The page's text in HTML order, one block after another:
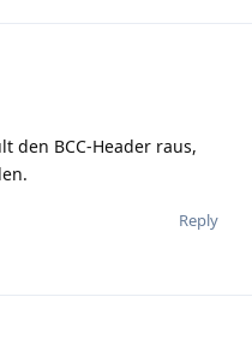
den BCC-Header raus,
Reply